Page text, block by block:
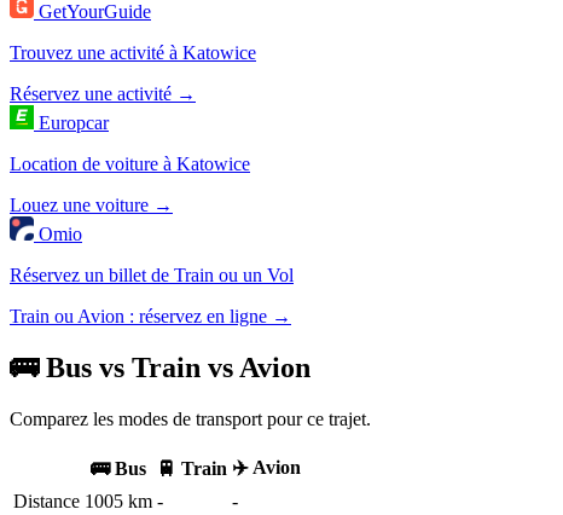
GetYourGuide
Trouvez une activité à Katowice
Réservez une activité →
Europcar
Location de voiture à Katowice
Louez une voiture →
Omio
Réservez un billet de Train ou un Vol
Train ou Avion : réservez en ligne →
🚌 Bus vs Train vs Avion
Comparez les modes de transport pour ce trajet.
🚌 Bus 🚆 Train ✈️ Avion
Distance 1005 km -
-